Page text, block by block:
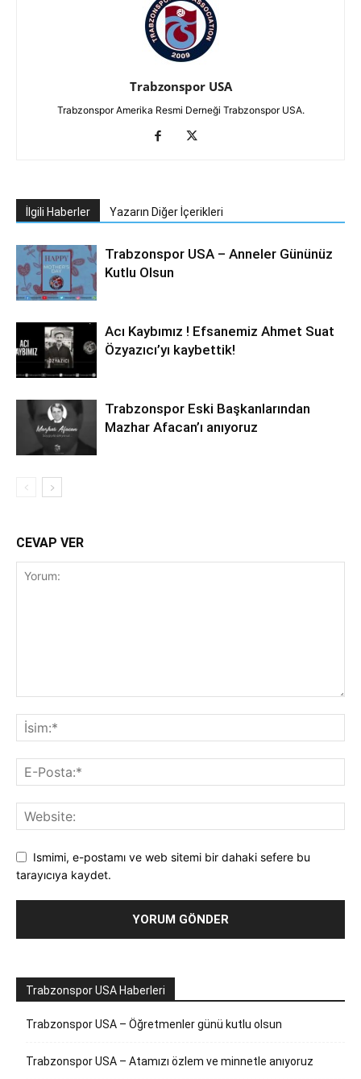
Trabzonspor USA
Trabzonspor Amerika Resmi Derneği Trabzonspor USA.
İlgili Haberler Yazarın Diğer İçerikleri
Trabzonspor USA – Anneler Gününüz
Kutlu Olsun
Acı Kaybımız ! Efsanemiz Ahmet Suat
Özyazıcı’yı kaybettik!
Trabzonspor Eski Başkanlarından
Mazhar Afacan’ı anıyoruz
CEVAP VER
Ismimi, e-postamı ve web sitemi bir dahaki sefere bu
tarayıcıya kaydet.
Trabzonspor USA Haberleri
Trabzonspor USA – Öğretmenler günü kutlu olsun
Trabzonspor USA – Atamızı özlem ve minnetle anıyoruz